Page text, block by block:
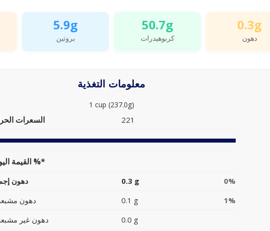
5.9g
بروتين
50.7g
كربوهيدرات
0.3g
دهون
معلومات التغذية
1 cup (237.0g)
السعرات 221
القيمة اليومية %*
دهون 0.3 g
0%
دهون
0.1 g
1%
دهون غير
0.0 g